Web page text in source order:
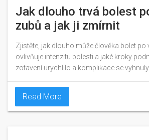
Jak dlouho trvá bolest
zubů a jak ji zmírnit
Zjistěte, jak dlouho může člověka bolet po
ovlivňuje intenzitu bolesti a jaké kroky
zotavení urychlilo a komplikace se vyhnuly.
Read More